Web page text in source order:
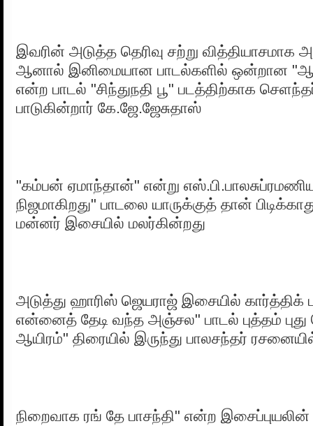
இவரின் அடுத்த தெரிவு சற்று வித்தியாசமாக
ஆனால் இனிமையான பாடல்களில் ஒன்றான
என்ற பாடல் "சிந்துநதி பூ" படத்திற்காக
பாடுகின்றார் கே.ஜே.ஜேசுதாஸ்
"கம்பன் ஏமாந்தான்" என்று
நிஜமாகிறது" பாடலை யாருக்குத் தான்
மன்னர் இசையில் மலர்கின்றது
அடுத்து ஹாரிஸ் ஜெயராஜ் இசையில் கார்த்திக்
என்னைத் தேடி வந்த அஞ்சல" பாடல் புத்தம்
ஆயிரம்" திரையில் இருந்து பாலசந்தர்
நிறைவாக ரங் தே பாசந்தி" என்ற